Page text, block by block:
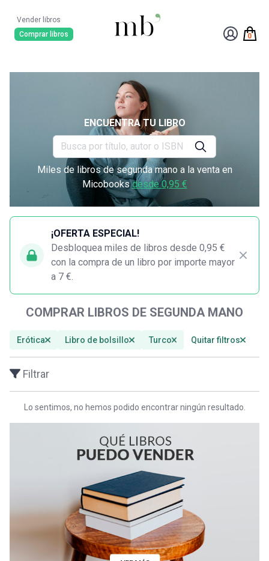
Vender libros
Comprar libros
0
ENCUENTRA TU LIBRO
Miles de libros de segunda mano a la venta en
Micobooksdesde 0,95 €
¡OFERTA ESPECIAL!
Desbloquea miles de libros desde 0,95 €
con la compra de un libro por importe mayor
a 7 €.
COMPRAR LIBROS DE SEGUNDA MANO
Erótica Libro de bolsillo Turco Quitar filtros
Filtrar
Lo sentimos, no hemos podido encontrar ningún resultado.